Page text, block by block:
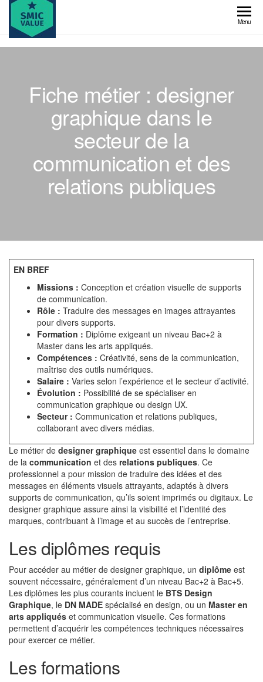
Skip
the
content
value
Menu
Fiche métier : designer
graphique dans le
secteur de la
communication et des
relations publiques
EN BREF
Missions : Conception et création visuelle de supports
de communication.
Rôle : Traduire des messages en images attrayantes
pour divers supports.
Formation : Diplôme exigeant un niveau Bac+2 à
Master dans les arts appliqués.
Compétences : Créativité, sens de la communication,
maîtrise des outils numériques.
Salaire : Varies selon l’expérience et le secteur d’activité.
Évolution : Possibilité de se spécialiser en
communication graphique ou design UX.
Secteur : Communication et relations publiques,
collaborant avec divers médias.
Le métier de designer graphique est essentiel dans le domaine
de la communication et des relations publiques. Ce
professionnel a pour mission de traduire des idées et des
messages en éléments visuels attrayants, adaptés à divers
supports de communication, qu’ils soient imprimés ou digitaux. Le
designer graphique assure ainsi la visibilité et l’identité des
marques, contribuant à l’image et au succès de l’entreprise.
Les diplômes requis
Pour accéder au métier de designer graphique, un diplôme est
souvent nécessaire, généralement d’un niveau Bac+2 à Bac+5.
Les diplômes les plus courants incluent le BTS Design
Graphique, le DN MADE spécialisé en design, ou un Master en
arts appliqués et communication visuelle. Ces formations
permettent d’acquérir les compétences techniques nécessaires
pour exercer ce métier.
Les formations